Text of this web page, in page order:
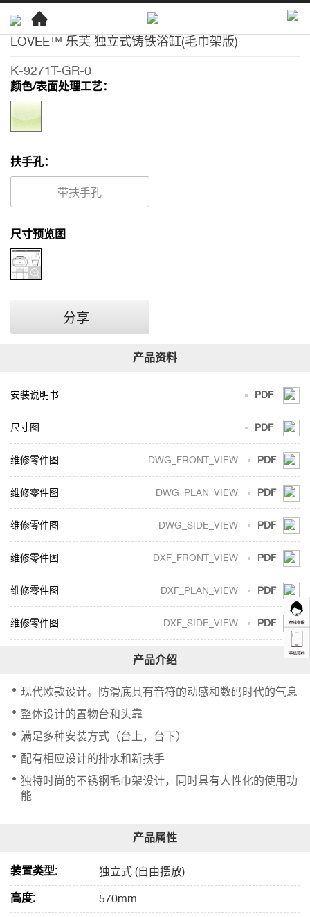
品
铸
铁
LOVEE™
芙
式
缸
(毛
版)
LOVEE™ 乐芙 独立式铸铁浴缸(毛巾架版)
K-9271T-GR-0
颜色/表面处理工艺：
扶手孔：
带扶手孔
尺寸预览图
分享
PDF
安装说明书
PDF
尺寸图
PDF
DWG_FRONT_VIEW
PDF
DWG_PLAN_VIEW
PDF
DWG_SIDE_VIEW
PDF
DXF_FRONT_VIEW
PDF
DXF_PLAN_VIEW
PDF
DXF_SIDE_VIEW
现代欧款设计。防滑底具有音符的动感和数码时代的气息
整体设计的置物台和头靠
满足多种安装方式（台上，台下）
配有相应设计的排水和新扶手
独特时尚的不锈钢毛巾架设计，同时具有人性化的使用功
能
装置类型:
独立式 (自由摆放)
高度:
570mm